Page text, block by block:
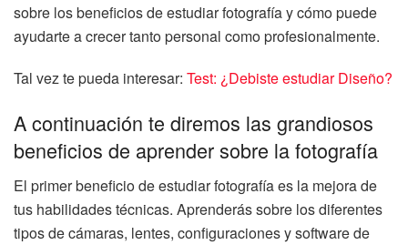
sobre los beneficios de estudiar fotografía y cómo puede
ayudarte a crecer tanto personal como profesionalmente.
Tal vez te pueda interesar: Test: ¿Debiste estudiar Diseño?
A continuación te diremos las grandiosos
beneficios de aprender sobre la fotografía
El primer beneficio de estudiar fotografía es la mejora de
tus habilidades técnicas. Aprenderás sobre los diferentes
tipos de cámaras, lentes, configuraciones y software de